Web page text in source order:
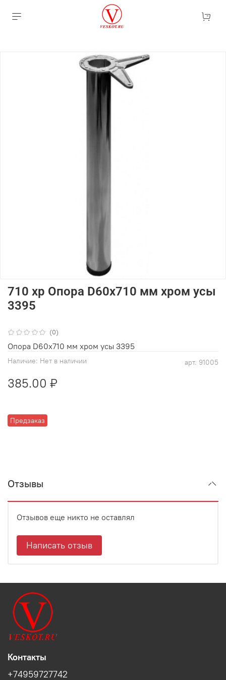
(0)
арт. 91005
Наличие: Нет в наличии
Предзаказ
710 хр Опора D60х710 мм хром усы
3395
385.00 ₽
Опора D60х710 мм хром усы 3395
Отзывы
Отзывов еще никто не оставлял
Написать отзыв
Контакты
+74959727742